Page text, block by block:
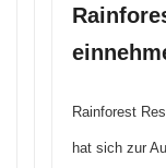
Rainforest
hat sich zur